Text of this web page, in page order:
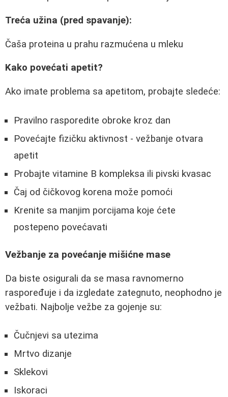
Treća užina (pred spavanje):
Čaša proteina u prahu razmućena u mleku
Kako povećati apetit?
Ako imate problema sa apetitom, probajte sledeće:
Pravilno rasporedite obroke kroz dan
Povećajte fizičku aktivnost - vežbanje otvara
apetit
Probajte vitamine B kompleksa ili pivski kvasac
Čaj od čičkovog korena može pomoći
Krenite sa manjim porcijama koje ćete
postepeno povećavati
Vežbanje za povećanje mišićne mase
Da biste osigurali da se masa ravnomerno
raspoređuje i da izgledate zategnuto, neophodno je
vežbati. Najbolje vežbe za gojenje su:
Čučnjevi sa utezima
Mrtvo dizanje
Sklekovi
Iskoraci